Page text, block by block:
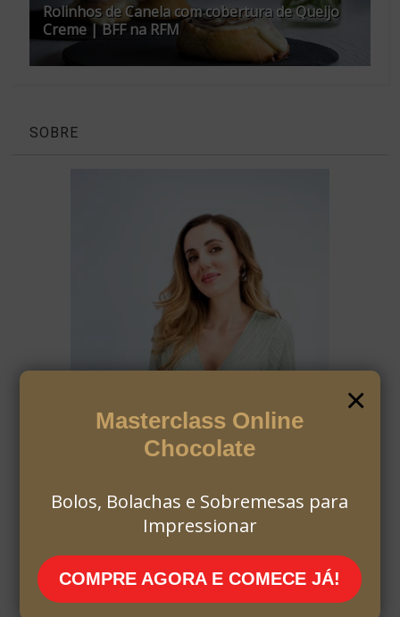
Rolinhos de Canela com cobertura de Queijo
Creme | BFF na RFM
SOBRE
×
Masterclass Online
Chocolate
Bolos, Bolachas e Sobremesas para
Impressionar
COMPRE AGORA E COMECE JÁ!